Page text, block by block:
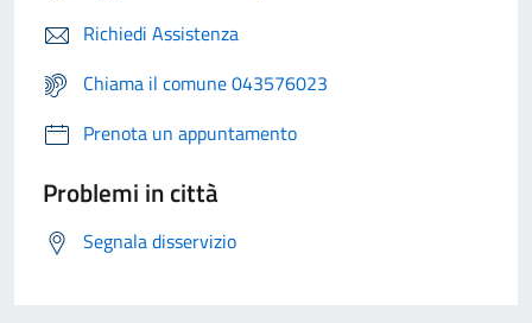
Richiedi Assistenza
Chiama il comune 043576023
Prenota un appuntamento
Problemi in città
Segnala disservizio